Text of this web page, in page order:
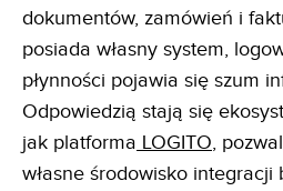
dokumentów, zamówień i
posiada własny system,
płynności pojawia się szum
Odpowiedzią stają się
jak platforma LOGITO,
własne środowisko integracji